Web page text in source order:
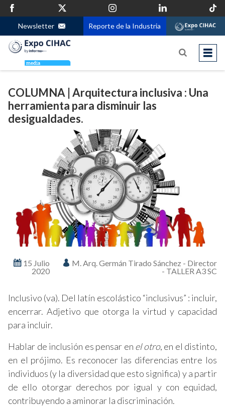
Newsletter Reporte de la Industria
COLUMNA | Arquitectura inclusiva : Una
herramienta para disminuir las
desigualdades.
15 Julio
2020
M. Arq. Germán Tirado Sánchez - Director
- TALLER A3 SC
Inclusivo (va). Del latín escolástico “inclusivus” : incluir,
encerrar. Adjetivo que otorga la virtud y capacidad
para incluir.
Hablar de inclusión es pensar en el otro, en el distinto,
en el prójimo. Es reconocer las diferencias entre los
individuos (y la diversidad que esto significa) y a partir
de ello otorgar derechos por igual y con equidad,
contribuyendo a aminorar la discriminación.